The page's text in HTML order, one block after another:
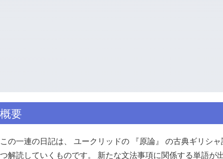
概要
この一連の日記は、 ユークリッドの 『原論』 の古典ギリシ
つ解読していくものです。 新たな文法事項に関係する単語が